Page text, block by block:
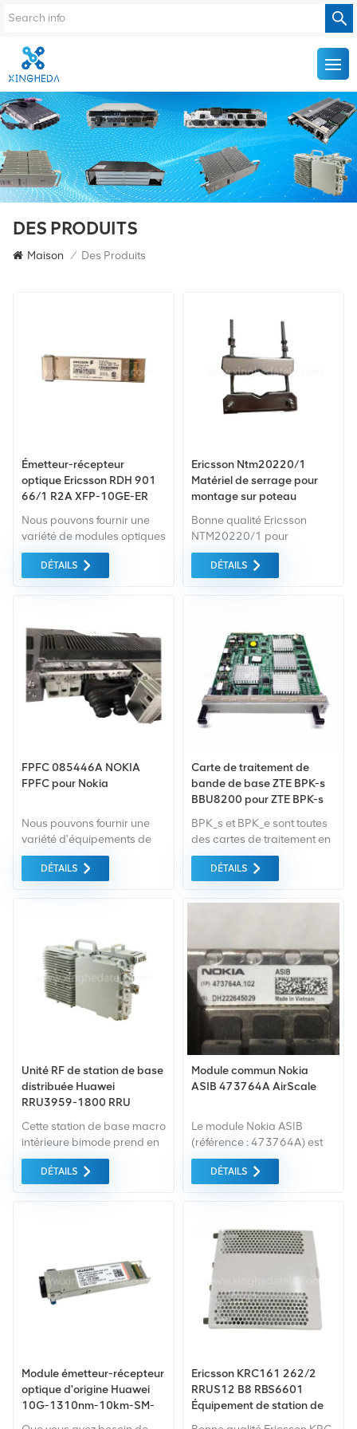
DES PRODUITS
Maison / Des Produits
Émetteur-récepteur
optique Ericsson RDH 901
66/1 R2A XFP-10GE-ER
1550nm 10G module 40Km
Nous pouvons fournir une
variété de modules optiques
usagés et nouveaux. Prend
complet garantie comme
au meilleur prix possible.
DÉTAILS
Ericsson Ntm20220/1
Matériel de serrage pour
montage sur poteau
Bonne qualité Ericsson
NTM20220/1 pour
équipement de
communication RRU De
neufs Équipement. Si vous
avez d'autres besoins,
veuillez nous en informer
spécifiquement.
DÉTAILS
FPFC 085446A NOKIA
FPFC pour Nokia
Nous pouvons fournir une
variété d'équipements de
communication Nokia neufs
et d'occasion tels que
avez d'autres besoins,
DÉTAILS
Carte de traitement de
bande de base ZTE BPK-s
BBU8200 pour ZTE BPK-s
BPK_s et BPK_e sont toutes
des cartes de traitement en
bande de base UMTS,
traitement le protocole de
protocole de trame
fonctions mais avec des
capacités CE et un débit de
données différents.
DÉTAILS
Unité RF de station de base
distribuée Huawei
RRU3959-1800 RRU
WD5M18395901
Cette station de base macro
intérieure bimode prend en
charge le GSM-R 5.0 de
Huawei plus évolution vers
DÉTAILS
Module commun Nokia
ASIB 473764A AirScale
Le module Nokia ASIB
(référence : 473764A) est
un module AirScale
Common compact et
unités de secours Nokia
intégrée de contrôle et de
capacité simplifiée pour les
déploiements 4G/5G Single
RAN. Idéal pour les
scénarios d'entrée de
réseau à faible capacité, il
peut être combiné avec des
AMIA/ABIO et des sous-
racks AMIA (473098A),
disponibles en différentes
DÉTAILS
Module émetteur-récepteur
optique d'origine Huawei
10G-1310nm-10km-SM-
Ericsson KRC161 262/2
RRUS12 B8 RBS6601
Équipement de station de